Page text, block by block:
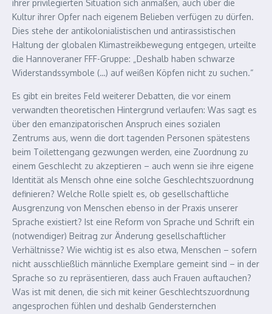
ihrer privilegierten Situation sich anmaßen, auch über die
Kultur ihrer Opfer nach eigenem Belieben verfügen zu dürfen.
Dies stehe der antikolonialistischen und antirassistischen
Haltung der globalen Klima­streikbewegung entgegen, urteilte
die Hannoveraner FFF-Gruppe: „Deshalb haben schwarze
Widerstandssymbole (…) auf weißen Köpfen nicht zu suchen.“
Es gibt ein breites Feld weiterer Debatten, die vor einem
verwandten theoretischen Hintergrund verlaufen: Was sagt es
über den emanzipatorischen Anspruch eines sozialen
Zentrums aus, wenn die dort tagenden Personen spätestens
beim Toilettengang gezwungen werden, eine Zuordnung zu
einem Geschlecht zu akzeptieren – auch wenn sie ihre eigene
Identität als Mensch ohne eine solche Geschlechtszuordnung
definieren? Welche Rolle spielt es, ob gesellschaftliche
Ausgrenzung von Menschen ebenso in der Praxis unserer
Sprache existiert? Ist eine Reform von Sprache und Schrift ein
(notwendiger) Beitrag zur Änderung gesellschaftlicher
Verhältnisse? Wie wichtig ist es also etwa, Menschen – sofern
nicht ausschließlich männliche Exemplare gemeint sind – in der
Sprache so zu repräsentieren, dass auch Frauen auftauchen?
Was ist mit denen, die sich mit keiner Geschlechtszuordnung
angesprochen fühlen und deshalb Gendersternchen